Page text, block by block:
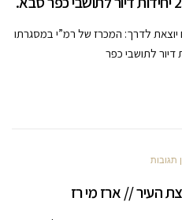
לדרך: המכרז של רמ”י במסגרתו
תגובות
העיר // ארז מי רז